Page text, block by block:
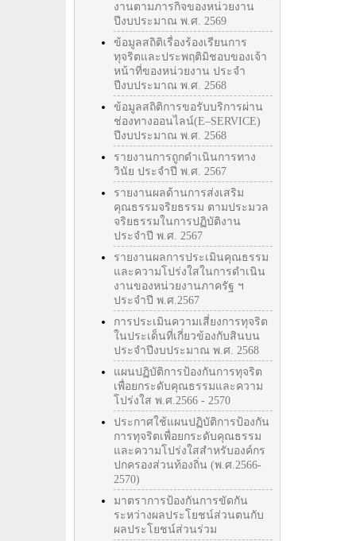
งานตามภารกิจของหน่วยงาน
ปีงบประมาณ พ.ศ. 2569
ข้อมูลสถิติเรื่องร้องเรียนการ
ทุจริตและประพฤติมิชอบของเจ้า
หน้าที่ของหน่วยงาน ประจำ
ปีงบประมาณ พ.ศ. 2568
ข้อมูลสถิติการขอรับบริการผ่าน
ช่องทางออนไลน์(E–SERVICE)
ปีงบประมาณ พ.ศ. 2568
รายงานการถูกดำเนินการทาง
วินัย ประจำปี พ.ศ. 2567
รายงานผลด้านการส่งเสริม
คุณธรรมจริยธรรม ตามประมวล
จริยธรรมในการปฏิบัติงาน
ประจำปี พ.ศ. 2567
รายงานผลการประเมินคุณธรรม
และความโปร่งใสในการดำเนิน
งานของหน่วยงานภาครัฐ ฯ
ประจำปี พ.ศ.2567
การประเมินความเสี่ยงการทุจริต
ในประเด็นที่เกี่ยวข้องกับสินบน
ประจำปีงบประมาณ พ.ศ. 2568
แผนปฏิบัติการป้องกันการทุจริต
เพื่อยกระดับคุณธรรมและความ
โปร่งใส พ.ศ.2566 - 2570
ประกาศใช้แผนปฏิบัติการป้องกัน
การทุจริตเพื่อยกระดับคุณธรรม
และความโปร่งใสสำหรับองค์กร
ปกครองส่วนท้องถิ่น (พ.ศ.2566-
2570)
มาตราการป้องกันการขัดกัน
ระหว่างผลประโยชน์ส่วนตนกับ
ผลประโยชน์ส่วนร่วม